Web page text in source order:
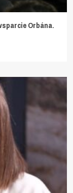
Orbána.